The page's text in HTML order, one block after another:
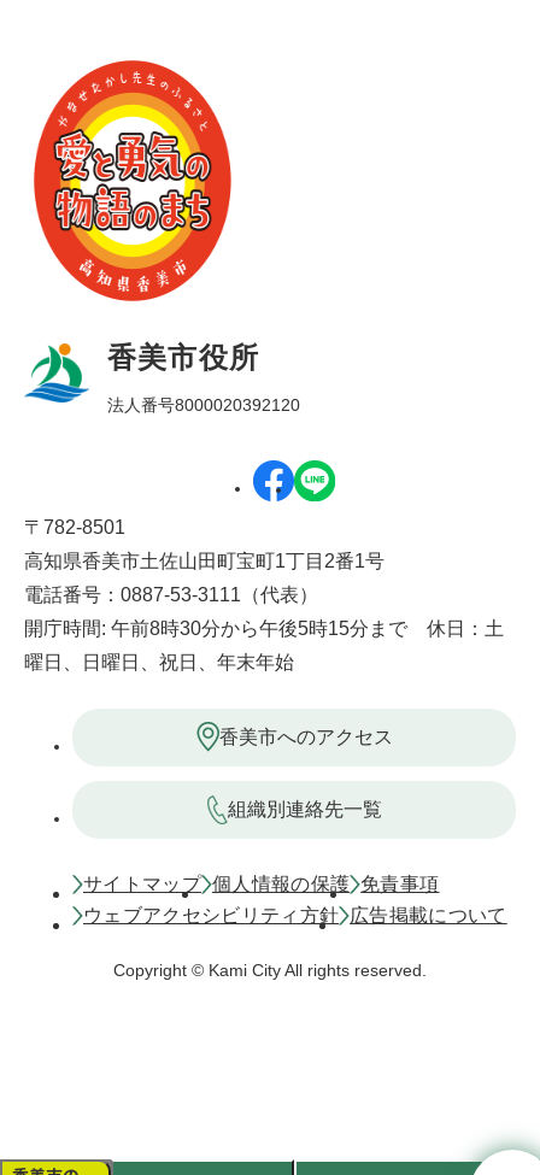
香美市役所
法人番号8000020392120
〒782-8501
高知県香美市土佐山田町宝町1丁目2番1号
電話番号：0887-53-3111（代表）
開庁時間: 午前8時30分から午後5時15分まで 休日：土
曜日、日曜日、祝日、年末年始
香美市へのアクセス
組織別連絡先一覧
サイトマップ 個人情報の保護 免責事項
ウェブアクセシビリティ方針
広告掲載について
Copyright © Kami City All rights reserved.